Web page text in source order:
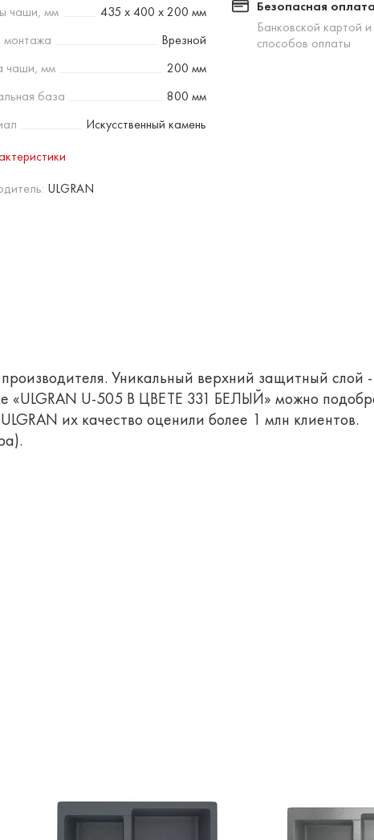
чаши, мм
435 х 400 х 200 мм
монтажа
Врезной
чаши, мм
200 мм
база
800 мм
Искусственный камень
ULGRAN
Безопасная оплата
Банковской картой
способов оплаты
Уникальный верхний защитный слой -
«ULGRAN U-505 В ЦВЕТЕ 331 БЕЛЫЙ» можно
их качество оценили более 1 млн клиентов.